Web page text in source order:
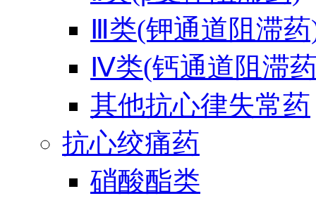
Ⅲ类(钾通道阻滞
Ⅳ类(钙通道阻滞
其他抗心律失常药
抗心绞痛药
硝酸酯类